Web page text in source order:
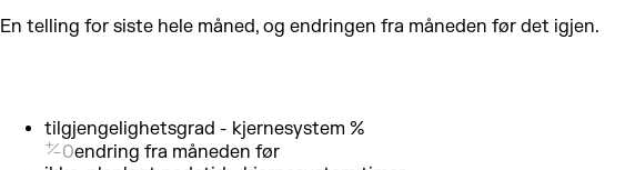
En telling for siste hele måned, og endringen fra måneden før det igjen.
tilgjengelighetsgrad - kjernesystem %
0endring fra måneden før